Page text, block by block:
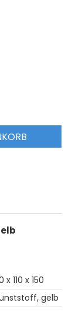
x 110 x 150
gelb